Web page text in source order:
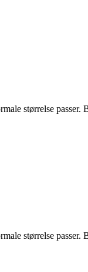
størrelse
størrelse